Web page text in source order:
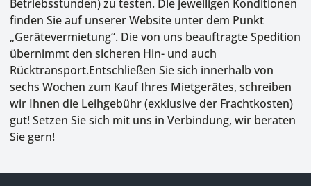
Betriebsstunden) zu testen. Die jeweiligen Konditionen
finden Sie auf unserer Website unter dem Punkt
„Gerätevermietung“. Die von uns beauftragte Spedition
übernimmt den sicheren Hin- und auch
Rücktransport.Entschließen Sie sich innerhalb von
sechs Wochen zum Kauf Ihres Mietgerätes, schreiben
wir Ihnen die Leihgebühr (exklusive der Frachtkosten)
gut! Setzen Sie sich mit uns in Verbindung, wir beraten
Sie gern!